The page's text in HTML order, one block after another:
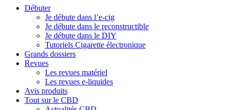
Débuter
Je débute dans l’e-cig
Je débute dans le reconstructible
Je débute dans le DIY
Tutoriels Cigarette électronique
Grands dossiers
Revues
Les revues matériel
Les revues e-liquides
Avis produits
Tout sur le CBD